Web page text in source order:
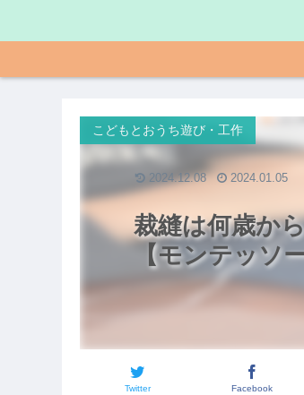
裁縫は何歳か
【モンテッソ
こどもとおうち遊び・工作
Twitter Facebook
2024.12.08 2024.01.05